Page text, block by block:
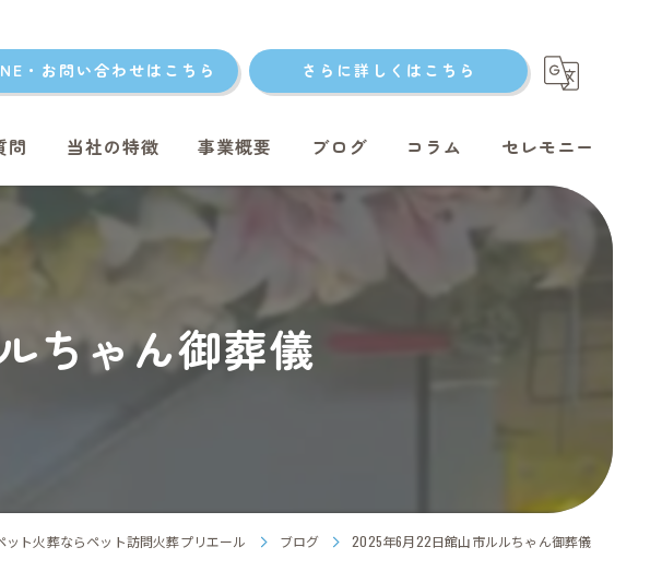
・お問い合わせはこちら さらに詳しくはこちら
問 当社の特徴
愛犬
富津のペット火葬
事業概要 ブログ コラム セレモニー
ちゃん御葬儀
ット火葬ならペット訪問火葬プリエール ブログ 2025年6月22日館山市ルルちゃん御葬儀